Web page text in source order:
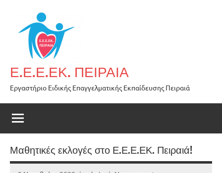
content
Ε.Ε.Ε.ΕΚ. ΠΕΙΡΑΙΑ
Εργαστήριο Ειδικής Επαγγελματικής Εκπαίδευσης Πειραιά
Μαθητικές εκλογές στο Ε.Ε.Ε.ΕΚ. Πειραιά!